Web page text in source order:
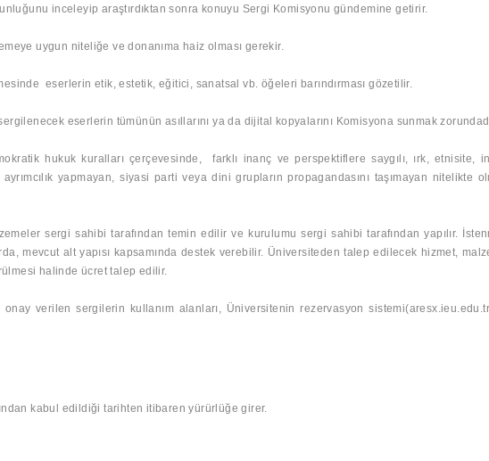
inceleyip araştırdıktan sonra konuyu Sergi Komisyonu gündemine getirir.
uygun niteliğe ve donanıma haiz olması gerekir.
eserlerin etik, estetik, eğitici, sanatsal vb. öğeleri barındırması gözetilir.
eserlerin tümünün asıllarını ya da dijital kopyalarını Komisyona sunmak
hukuk kuralları çerçevesinde, farklı inanç ve perspektiflere saygılı, ırk, etnisite,
yapmayan, siyasi parti veya dini grupların propagandasını taşımayan nitelikte
sergi sahibi tarafından temin edilir ve kurulumu sergi sahibi tarafından yapılır.
mevcut alt yapısı kapsamında destek verebilir. Üniversiteden talep edilecek hizmet,
halinde ücret talep edilir.
onay verilen sergilerin kullanım alanları, Üniversitenin rezervasyon
kabul edildiği tarihten itibaren yürürlüğe girer.